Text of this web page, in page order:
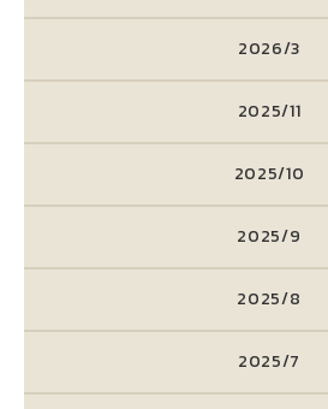
2026/3
2025/11
2025/10
2025/9
2025/8
2025/7